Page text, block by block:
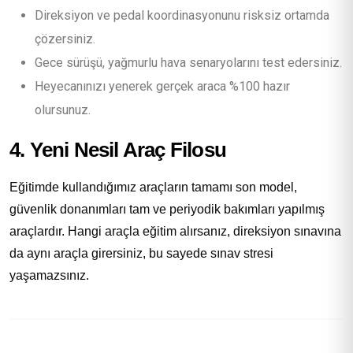
Direksiyon ve pedal koordinasyonunu risksiz ortamda
çözersiniz.
Gece sürüşü, yağmurlu hava senaryolarını test edersiniz.
Heyecanınızı yenerek gerçek araca %100 hazır
olursunuz.
4. Yeni Nesil Araç Filosu
Eğitimde kullandığımız araçların tamamı son model,
güvenlik donanımları tam ve periyodik bakımları yapılmış
araçlardır. Hangi araçla eğitim alırsanız, direksiyon sınavına
da aynı araçla girersiniz, bu sayede sınav stresi
yaşamazsınız.